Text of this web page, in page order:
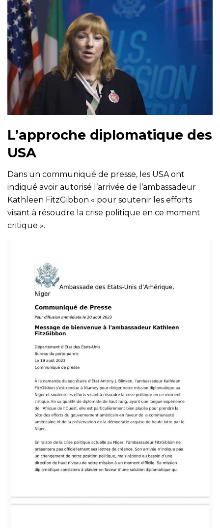
L’approche diplomatique des
USA
Dans un communiqué de presse, les USA ont
indiqué avoir autorisé l’arrivée de l’ambassadeur
Kathleen FitzGibbon « pour soutenir les efforts
visant à résoudre la crise politique en ce moment
critique ».